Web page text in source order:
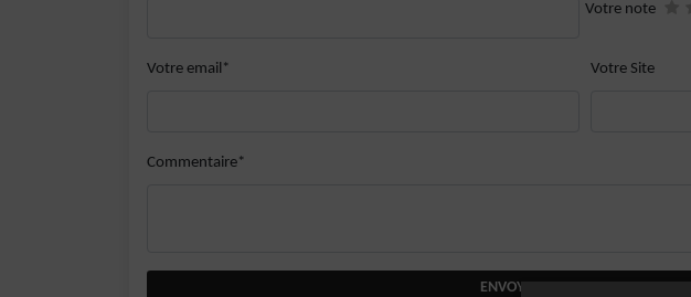
Votre note
Votre email* Votre Site
Commentaire*
ENVOYER VOTRE COMMENTAIRE